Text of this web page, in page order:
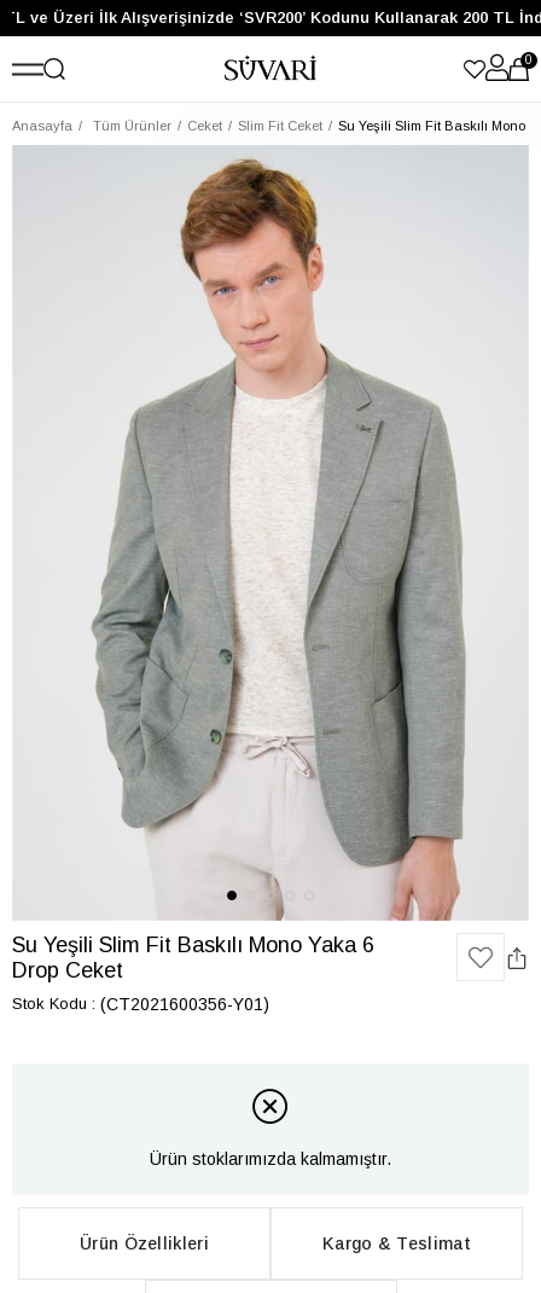
ve Üzeri İlk Alışverişinizde ‘SVR200’ Kodunu Kullanarak 200 TL
0
Anasayfa Tüm Ürünler Ceket Slim Fit Ceket Su Yeşili Slim Fit Baskılı Mono
Su Yeşili Slim Fit Baskılı Mono Yaka 6
Drop Ceket
Stok Kodu (CT2021600356-Y01)
Ürün stoklarımızda kalmamıştır.
Ürün Özellikleri Kargo & Teslimat